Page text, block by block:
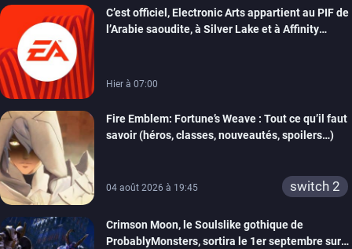
C’est officiel, Electronic Arts appartient au PIF de
l’Arabie saoudite, à Silver Lake et à Affinity
Hier à 07:00
Fire Emblem: Fortune’s Weave : Tout ce qu’il faut
savoir (héros, classes, nouveautés, spoilers…)
04 août 2026 à 19:45 switch 2
Crimson Moon, le Soulslike gothique de
ProbablyMonsters, sortira le 1er septembre sur